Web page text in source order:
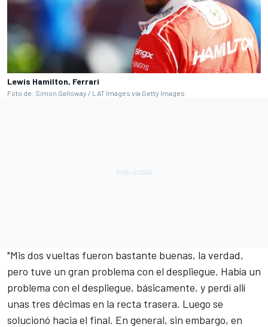
Lewis Hamilton, Ferrari
Foto de: Simon Galloway / LAT Images vía Getty Images
"Mis dos vueltas fueron bastante buenas, la verdad,
pero tuve un gran problema con el despliegue. Había un
problema con el despliegue, básicamente, y perdí allí
unas tres décimas en la recta trasera. Luego se
solucionó hacia el final. En general, sin embargo, en